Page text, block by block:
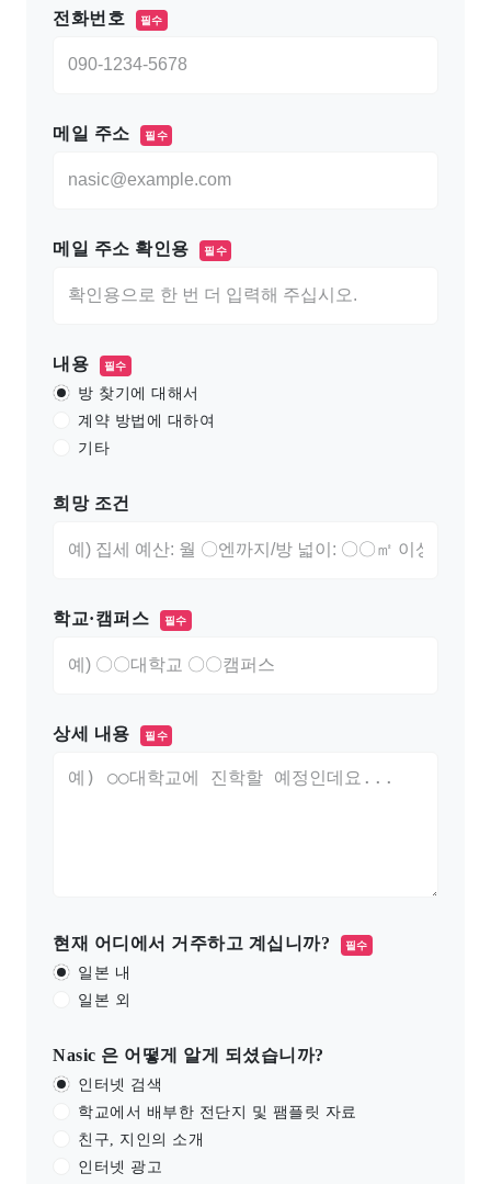
전화번호 필수
메일 주소 필수
메일 주소 확인용 필수
내용 필수
방 찾기에 대해서
계약 방법에 대하여
기타
희망 조건
학교·캠퍼스 필수
상세 내용 필수
현재 어디에서 거주하고 계십니까? 필수
일본 내
일본 외
Nasic 은 어떻게 알게 되셨습니까?
인터넷 검색
학교에서 배부한 전단지 및 팸플릿 자료
친구, 지인의 소개
인터넷 광고